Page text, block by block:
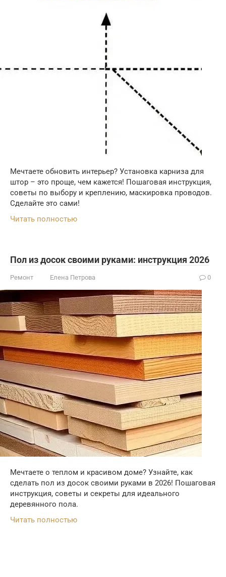
Мечтаете обновить интерьер? Установка карниза для
штор – это проще, чем кажется! Пошаговая инструкция,
советы по выбору и креплению, маскировка проводов.
Сделайте это сами!
Читать полностью
Пол из досок своими руками: инструкция 2026
Ремонт Елена Петрова 0
Мечтаете о теплом и красивом доме? Узнайте, как
сделать пол из досок своими руками в 2026! Пошаговая
инструкция, советы и секреты для идеального
деревянного пола.
Читать полностью